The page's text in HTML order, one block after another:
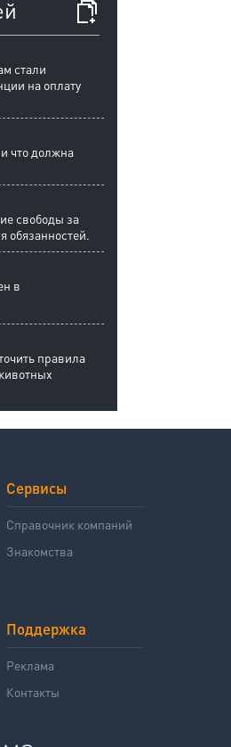
стали
на оплату
что должна
свободы за
обязанностей.
в
правила
Сервисы
Справочник компаний
Знакомства
Поддержка
Реклама
Контакты